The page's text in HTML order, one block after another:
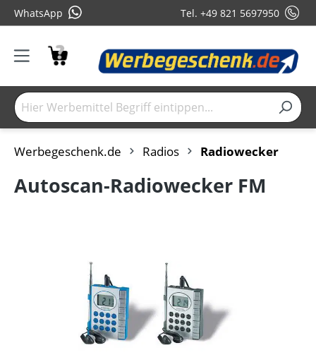
WhatsApp Tel. +49 821 5697950
Werbegeschenk.de Radios Radiowecker
Autoscan-Radiowecker FM